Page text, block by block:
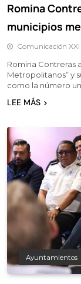
Romina
municipios
Comunicación XXI
Romina Contreras
Metropolitanos” y
como la número
LEE MÁS
Ayuntamientos